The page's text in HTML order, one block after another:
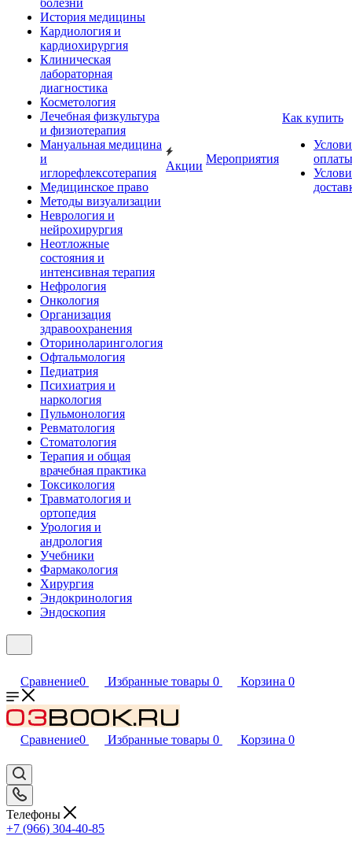
болезни
История медицины
Кардиология и
кардиохирургия
Клиническая
лабораторная
диагностика
Косметология
Лечебная физкультура
и физиотерапия
Мануальная медицина
и
иглорефлексотерапия
Медицинское право
Методы визуализации
Неврология и
нейрохирургия
Неотложные
состояния и
интенсивная терапия
Нефрология
Онкология
Организация
здравоохранения
Оториноларингология
Офтальмология
Педиатрия
Психиатрия и
наркология
Пульмонология
Ревматология
Стоматология
Терапия и общая
врачебная практика
Токсикология
Травматология и
ортопедия
Урология и
андрология
Учебники
Фармакология
Хирургия
Эндокринология
Эндоскопия
Акции
Мероприятия
Как купить
оплаты
Сравнение0 Избранные товары 0 Корзина 0
Сравнение0 Избранные товары 0 Корзина 0
Телефоны
+7 (966) 304-40-85